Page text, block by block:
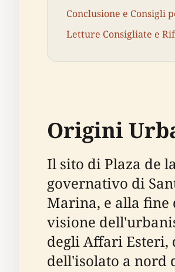
Conclusione e Consigli
Letture Consigliate e
Origini
Il sito di Plaza de
governativo di
Marina, e alla fine
visione
degli Affari Esteri,
dell'isolato a nord